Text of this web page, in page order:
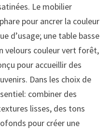
Le mobilier
pour ancrer la couleur
d’usage; une table basse
velours couleur vert forêt,
pour accueillir des
Dans les choix de
combiner des
lisses, des tons
pour créer une